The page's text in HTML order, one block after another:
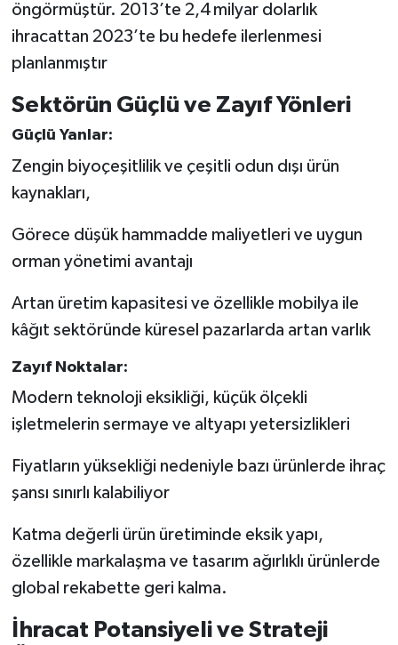
öngörmüştür. 2013’te 2,4 milyar dolarlık
ihracattan 2023’te bu hedefe ilerlenmesi
planlanmıştır
Sektörün Güçlü ve Zayıf Yönleri
Güçlü Yanlar:
Zengin biyoçeşitlilik ve çeşitli odun dışı ürün
kaynakları,
Görece düşük hammadde maliyetleri ve uygun
orman yönetimi avantajı
Artan üretim kapasitesi ve özellikle mobilya ile
kâğıt sektöründe küresel pazarlarda artan varlık
Zayıf Noktalar:
Modern teknoloji eksikliği, küçük ölçekli
işletmelerin sermaye ve altyapı yetersizlikleri
Fiyatların yüksekliği nedeniyle bazı ürünlerde ihraç
şansı sınırlı kalabiliyor
Katma değerli ürün üretiminde eksik yapı,
özellikle markalaşma ve tasarım ağırlıklı ürünlerde
global rekabette geri kalma.
İhracat Potansiyeli ve Strateji